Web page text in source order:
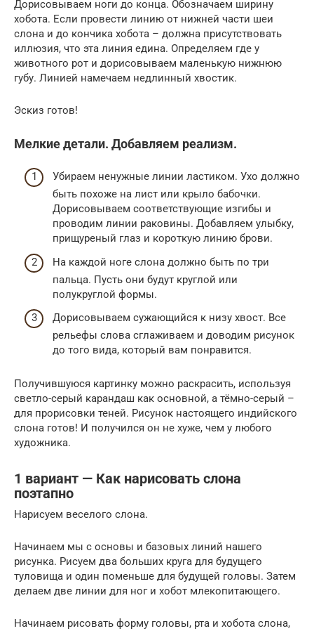
Дорисовываем ноги до конца. Обозначаем ширину
хобота. Если провести линию от нижней части шеи
слона и до кончика хобота – должна присутствовать
иллюзия, что эта линия едина. Определяем где у
животного рот и дорисовываем маленькую нижнюю
губу. Линией намечаем недлинный хвостик.
Эскиз готов!
Мелкие детали. Добавляем реализм.
Убираем ненужные линии ластиком. Ухо должно
быть похоже на лист или крыло бабочки.
Дорисовываем соответствующие изгибы и
проводим линии раковины. Добавляем улыбку,
прищуреный глаз и короткую линию брови.
На каждой ноге слона должно быть по три
пальца. Пусть они будут круглой или
полукруглой формы.
Дорисовываем сужающийся к низу хвост. Все
рельефы слова сглаживаем и доводим рисунок
до того вида, который вам понравится.
Получившуюся картинку можно раскрасить, используя
светло-серый карандаш как основной, а тёмно-серый –
для прорисовки теней. Рисунок настоящего индийского
слона готов! И получился он не хуже, чем у любого
художника.
1 вариант — Как нарисовать слона
поэтапно
Нарисуем веселого слона.
Начинаем мы с основы и базовых линий нашего
рисунка. Рисуем два больших круга для будущего
туловища и один поменьше для будущей головы. Затем
делаем две линии для ног и хобот млекопитающего.
Начинаем рисовать форму головы, рта и хобота слона,